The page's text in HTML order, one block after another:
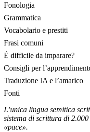
Fonologia
Grammatica
Vocabolario e prestiti
Frasi comuni
È difficile da imparare?
Consigli per
Traduzione IA e l’amarico
Fonti
L’unica lingua semitica
sistema di scrittura di
«pace».